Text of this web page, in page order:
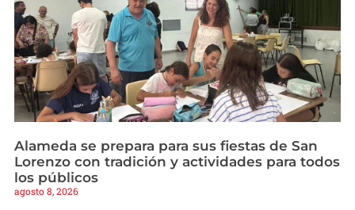
Alameda se prepara para sus fiestas de San
Lorenzo con tradición y actividades para todos
los públicos
agosto 8, 2026